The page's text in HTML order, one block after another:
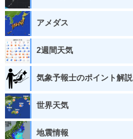
アメダス
2週間天気
気象予報士のポイント解説
世界天気
地震情報